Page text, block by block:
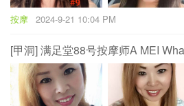
按摩 2024-9-21 10:04 PM
[甲洞] 满足堂88号按摩师A MEI